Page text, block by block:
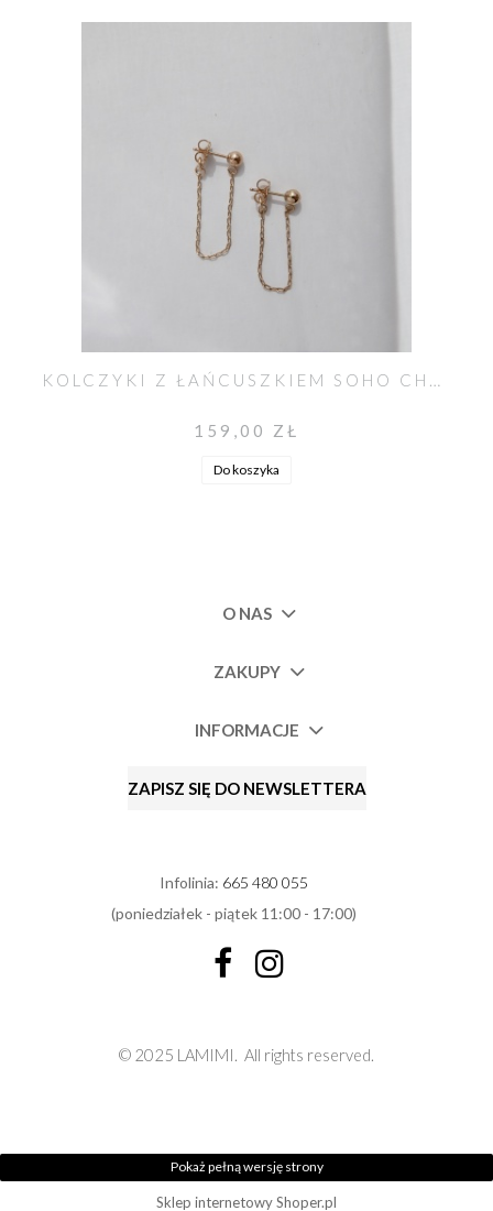
KOLCZYKI Z ŁAŃCUSZKIEM SOHO CHAIN
159,00 ZŁ
Do koszyka
O NAS
ZAKUPY
INFORMACJE
ZAPISZ SIĘ DO NEWSLETTERA
Infolinia: 665 480 055
(poniedziałek - piątek 11:00 - 17:00)
© 2025 LAMIMI. All rights reserved.
Pokaż pełną wersję strony
Sklep internetowy Shoper.pl